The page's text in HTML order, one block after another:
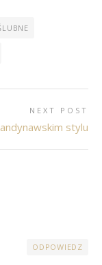
NEXT POST
stylu
ODPOWIEDZ